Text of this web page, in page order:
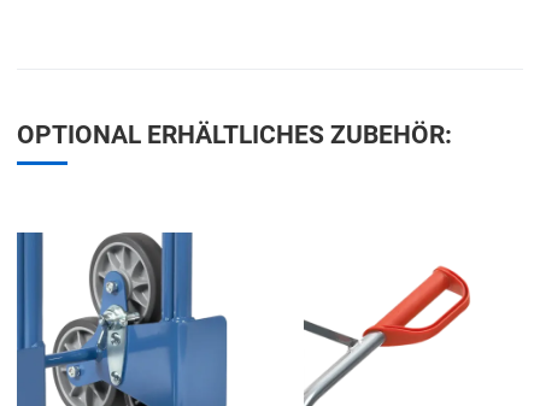
OPTIONAL ERHÄLTLICHES ZUBEHÖR: